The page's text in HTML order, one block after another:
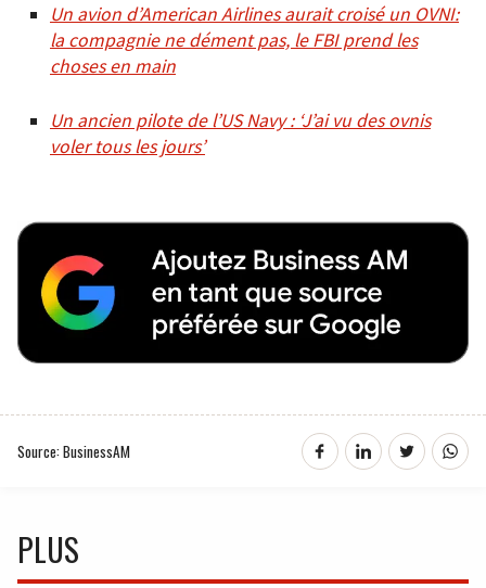
Un avion d’American Airlines aurait croisé un OVNI:
la compagnie ne dément pas, le FBI prend les
choses en main
Un ancien pilote de l’US Navy : ‘J’ai vu des ovnis
voler tous les jours’
Source: BusinessAM
PLUS